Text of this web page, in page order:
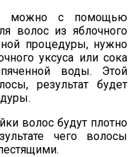
можно с помощью
волос из яблочного
процедуры, нужно
уксуса или сока
воды. Этой
результат будет
волос будут плотно
чего волосы